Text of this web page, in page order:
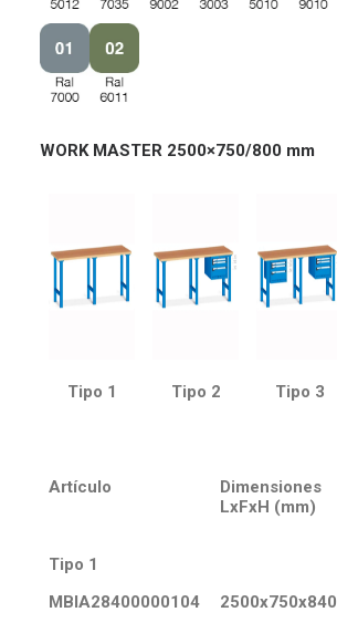
WORK MASTER 2500×750/800 mm
Tipo 1 Tipo 2 Tipo 3
Artículo
Dimensiones
LxFxH (mm)
Tipo 1
MBIA28400000104
2500x750x840